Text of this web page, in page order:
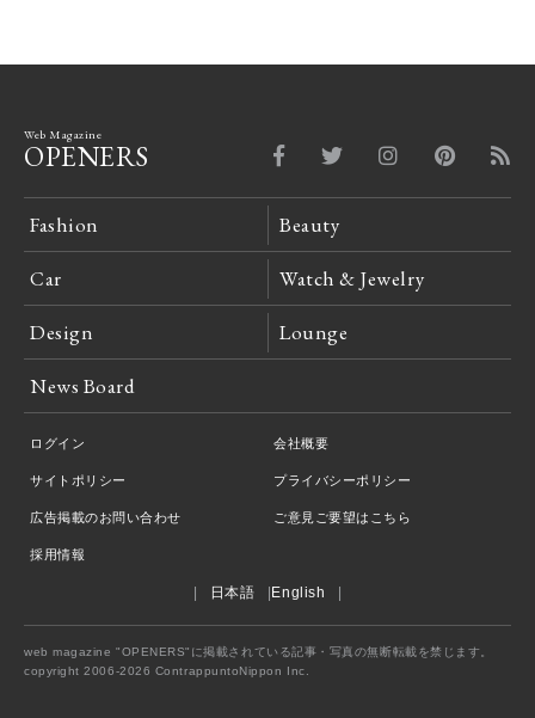
Web Magazine
OPENERS
Fashion Beauty
Car Watch & Jewelry
Design Lounge
News Board
ログイン 会社概要
サイトポリシー プライバシーポリシー
広告掲載のお問い合わせ ご意見ご要望はこちら
採用情報
日本語 English
web magazine "OPENERS"に掲載されている記事・写真の無断転載を禁じます。
copyright 2006-2026 ContrappuntoNippon Inc.